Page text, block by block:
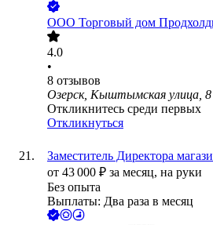
ООО Торговый дом
4.0
•
8 отзывов
Озерск, Кыштымская улица, 8
Откликнитесь среди первых
Откликнуться
Заместитель Директора
от 43 000 ₽ за месяц, на руки
Без опыта
Выплаты: Два раза в месяц